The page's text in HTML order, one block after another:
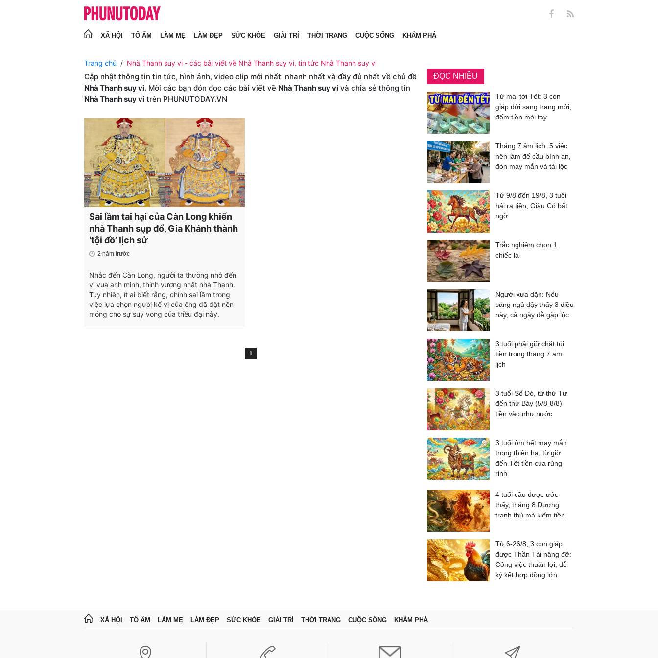
XÃ HỘI TỔ ẤM LÀM MẸ LÀM ĐẸP SỨC KHỎE GIẢI TRÍ THỜI TRANG CUỘC SỐNG KHÁM PHÁ
Trang chủ Nhà Thanh suy vi - các bài viết về Nhà Thanh suy vi, tin tức Nhà Thanh suy vi
Cập nhật thông tin tin tức, hình ảnh, video clip mới nhất, nhanh nhất và đầy đủ nhất về chủ đề
Nhà Thanh suy vi. Mời các bạn đón đọc các bài viết về Nhà Thanh suy vi và chia sẻ thông tin
Nhà Thanh suy vi trên PHUNUTODAY.VN
Sai lầm tai hại của Càn Long khiến
nhà Thanh sụp đổ, Gia Khánh thành
‘tội đồ’ lịch sử
2 năm trước
Nhắc đến Càn Long, người ta thường nhớ đến
vị vua anh minh, thịnh vượng nhất nhà Thanh.
Tuy nhiên, ít ai biết rằng, chính sai lầm trong
việc lựa chọn người kế vị của ông đã đặt nền
móng cho sự suy vong của triều đại này.
1
ĐỌC NHIỀU
Từ mai tới Tết: 3 con
giáp đời sang trang mới,
đếm tiền mỏi tay
Tháng 7 âm lịch: 5 việc
nên làm để cầu bình an,
đón may mắn và tài lộc
Từ 9/8 đến 19/8, 3 tuổi
hái ra tiền, Giàu Có bất
ngờ
Trắc nghiệm chọn 1
chiếc lá
Người xưa dặn: Nếu
sáng ngủ dậy thấy 3 điều
này, cả ngày dễ gặp lộc
3 tuổi phải giữ chặt túi
tiền trong tháng 7 âm
lịch
3 tuổi Số Đỏ, từ thứ Tư
đến thứ Bảy (5/8-8/8)
tiền vào như nước
3 tuổi ôm hết may mắn
trong thiên hạ, từ giờ
đến Tết tiền của rủng
rỉnh
4 tuổi cầu được ước
thấy, tháng 8 Dương
tranh thủ mà kiếm tiền
Từ 6-26/8, 3 con giáp
được Thần Tài nâng đỡ:
Công việc thuận lợi, dễ
ký kết hợp đồng lớn
XÃ HỘI TỔ ẤM LÀM MẸ LÀM ĐẸP SỨC KHỎE GIẢI TRÍ THỜI TRANG CUỘC SỐNG KHÁM PHÁ